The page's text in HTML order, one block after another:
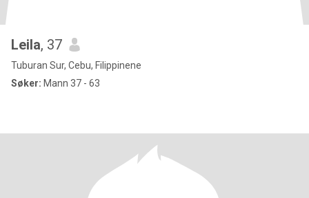
Leila, 37
Tuburan Sur, Cebu, Filippinene
Søker: Mann 37 - 63